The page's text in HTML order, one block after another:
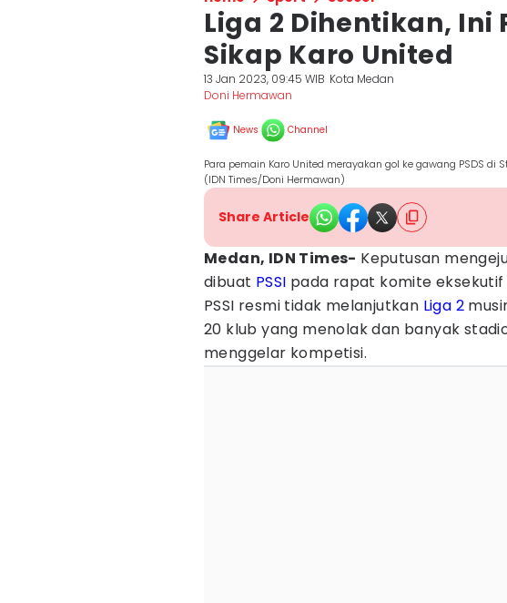
Liga 2 Dihentikan, Ini
Sikap Karo United
13 Jan 2023, 09:45 WIB Kota Medan
Doni Hermawan
News Channel
Para pemain Karo United merayakan gol ke gawang PSDS
(IDN Times/Doni Hermawan)
Share Article
Medan, IDN Times- Keputusan
dibuat PSSI pada rapat komite eksekutif
PSSI resmi tidak melanjutkan Liga 2
20 klub yang menolak dan banyak
menggelar kompetisi.